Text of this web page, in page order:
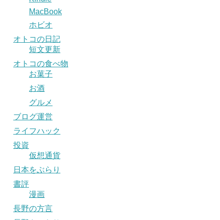
MacBook
ホビオ
オトコの日記
短文更新
オトコの食べ物
お菓子
お酒
グルメ
ブログ運営
ライフハック
投資
仮想通貨
日本をぶらり
書評
漫画
長野の方言